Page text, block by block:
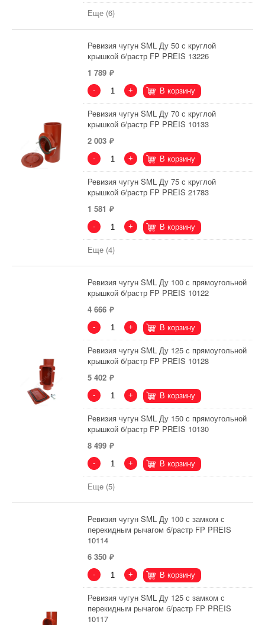
Еще (6)
Ревизия чугун SML Ду 50 с круглой
крышкой б/растр FP PREIS 13226
1 789
- + В корзину
Ревизия чугун SML Ду 70 с круглой
крышкой б/растр FP PREIS 10133
2 003
- + В корзину
Ревизия чугун SML Ду 75 с круглой
крышкой б/растр FP PREIS 21783
1 581
- + В корзину
Еще (4)
Ревизия чугун SML Ду 100 с прямоугольной
крышкой б/растр FP PREIS 10122
4 666
- + В корзину
Ревизия чугун SML Ду 125 с прямоугольной
крышкой б/растр FP PREIS 10128
5 402
- + В корзину
Ревизия чугун SML Ду 150 с прямоугольной
крышкой б/растр FP PREIS 10130
8 499
- + В корзину
Еще (5)
Ревизия чугун SML Ду 100 с замком с
перекидным рычагом б/растр FP PREIS
10114
6 350
- + В корзину
Ревизия чугун SML Ду 125 с замком с
перекидным рычагом б/растр FP PREIS
10117